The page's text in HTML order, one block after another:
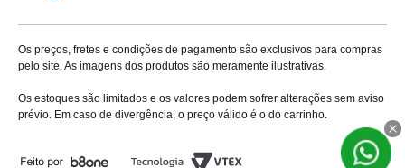
Os preços, fretes e condições de pagamento são exclusivos para compras
pelo site. As imagens dos produtos são meramente ilustrativas.
Os estoques são limitados e os valores podem sofrer alterações sem aviso
prévio. Em caso de divergência, o preço válido é o do carrinho.